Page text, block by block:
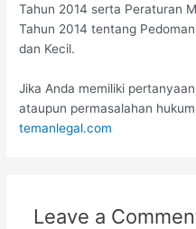
Tahun 2014 serta Peraturan
Tahun 2014 tentang
dan Kecil.
Jika Anda memiliki
ataupun permasalahan
temanlegal.com
Leave a